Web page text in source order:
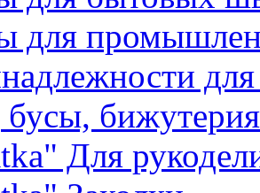
для
бусы, бижутерия
Для